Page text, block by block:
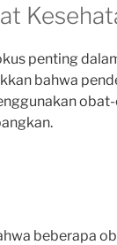
penting
bahwa
beberapa